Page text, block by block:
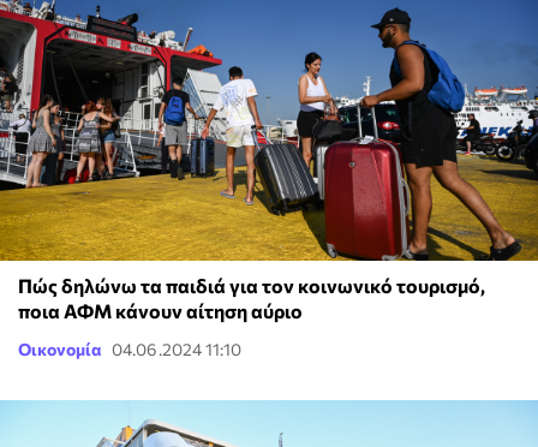
Πώς δηλώνω τα παιδιά για τον κοινωνικό τουρισμό,
ποια ΑΦΜ κάνουν αίτηση αύριο
Οικονομία 04.06.2024 11:10